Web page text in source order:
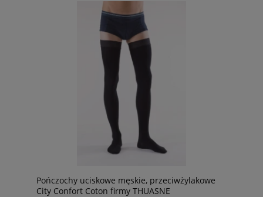
Pończochy uciskowe męskie, przeciwżylakowe
City Confort Coton firmy THUASNE